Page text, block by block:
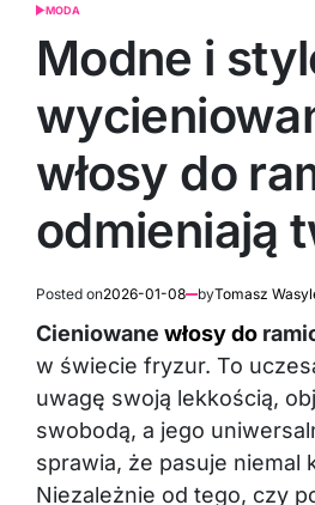
POSTED
MODA
Modne i
włosy do
odmieniają
Posted on2026-01-08 byTomasz
Cieniowane włosy do
w świecie fryzur. To
uwagę swoją lekkością,
swobodą, a jego
sprawia, że pasuje niemal
Niezależnie od tego, czy